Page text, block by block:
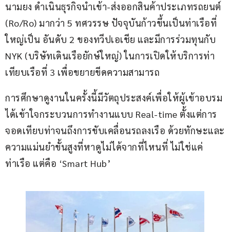
นามยง ดำเนินธุรกิจนำเข้า-ส่งออกสินค้าประเภทรถยนต์
(Ro/Ro) มากว่า 5 ทศวรรษ ปัจจุบันก้าวขึ้นเป็นท่าเรือที่
ใหญ่เป็น อันดับ 2 ของทวีปเอเชีย และมีการร่วมทุนกับ
NYK (บริษัทเดินเรือยักษ์ใหญ่) ในการเปิดให้บริการท่า
เทียบเรือที่ 3 เพื่อขยายขีดความสามารถ
การศึกษาดูงานในครั้งนี้มีวัตถุประสงค์เพื่อให้ผู้เข้าอบรม
ได้เข้าใจกระบวนการทำงานแบบ Real-time ตั้งแต่การ
จอดเทียบท่าจนถึงการขับเคลื่อนรถลงเรือ ด้วยทักษะและ
ความแม่นยำขั้นสูงที่หาดูไม่ได้จากที่ไหนที่ ไม่ใช่แค่
ท่าเรือ แต่คือ ‘Smart Hub’